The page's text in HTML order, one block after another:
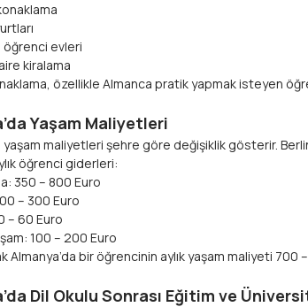
öğrenci evleri
kiralama
özellikle Almanca pratik yapmak isteyen
Yaşam Maliyetleri
yaşam maliyetleri şehre göre değişiklik gösterir.
öğrenci giderleri:
350 – 800 Euro
– 300 Euro
– 60 Euro
100 – 200 Euro
Almanya’da bir öğrencinin aylık yaşam maliyeti 700
Dil Okulu Sonrası Eğitim ve